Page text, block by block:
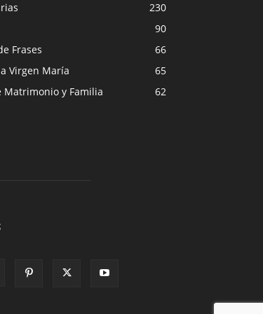
230
90
Frases
66
Virgen María
65
Matrimonio y Familia
62